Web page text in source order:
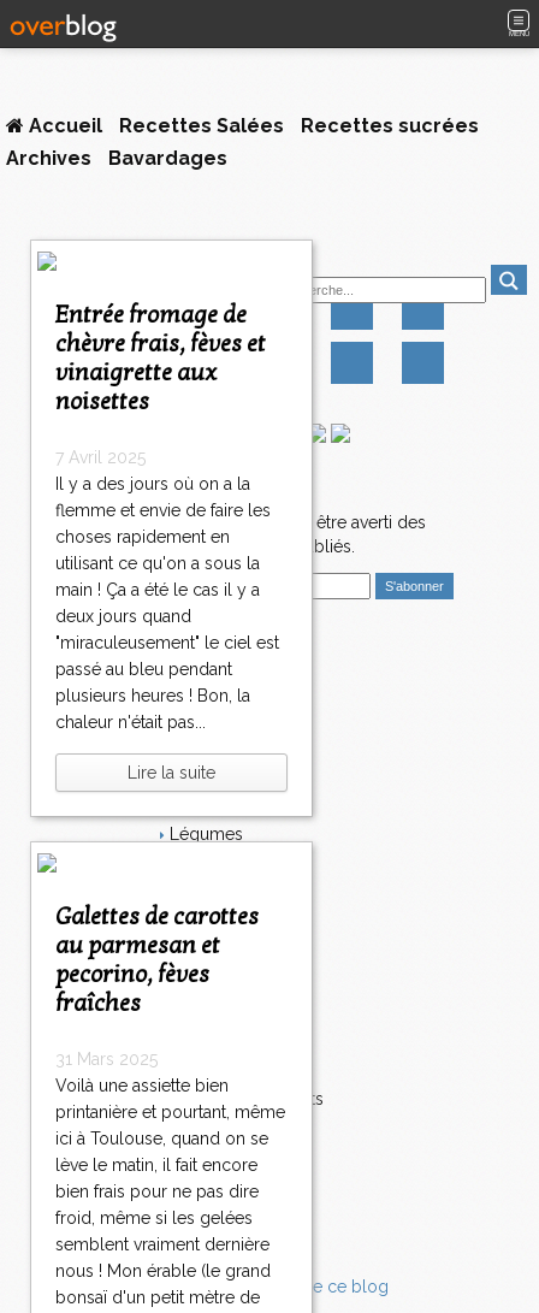
MENU
Accueil Recettes Salées
Recettes sucrées
Archives
Bavardages
Entrée fromage de
chèvre frais, fèves et
vinaigrette aux
noisettes
7 Avril 2025
Il y a des jours où on a la
flemme et envie de faire les
choses rapidement en
utilisant ce qu'on a sous la
main ! Ça a été le cas il y a
deux jours quand
"miraculeusement" le ciel est
passé au bleu pendant
plusieurs heures ! Bon, la
chaleur n'était pas...
Lire la suite
Galettes de carottes
au parmesan et
pecorino, fèves
fraîches
31 Mars 2025
Voilà une assiette bien
printanière et pourtant, même
ici à Toulouse, quand on se
lève le matin, il fait encore
bien frais pour ne pas dire
froid, même si les gelées
semblent vraiment dernière
nous ! Mon érable (le grand
bonsaï d'un petit mètre de
Newsletter
Abonnez-vous pour être averti des
nouveaux articles publiés.
E
i
l
Catégories
Salé
Plat
Bavardages
Légumes
Viande
Tarte
Épices
Poisson
Accompagnements
Champignons
Chocolat
Pâtes
Tomates
Balade
2